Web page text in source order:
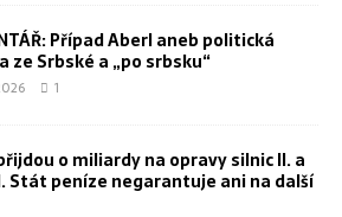
Případ Aberl aneb politická
ze Srbské a „po srbsku“
1
o miliardy na opravy silnic II. a
Stát peníze negarantuje ani na další